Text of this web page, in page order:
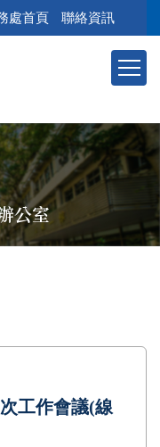
處首頁 聯絡資訊
公室
工作會議(線